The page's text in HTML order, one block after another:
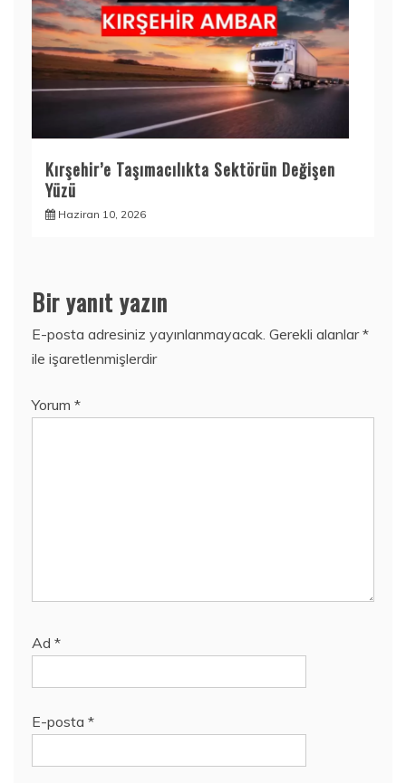
Kırşehir’e Taşımacılıkta Sektörün Değişen
Yüzü
Haziran 10, 2026
Bir yanıt yazın
E-posta adresiniz yayınlanmayacak. Gerekli alanlar*
ile işaretlenmişlerdir
Yorum *
Ad *
E-posta *